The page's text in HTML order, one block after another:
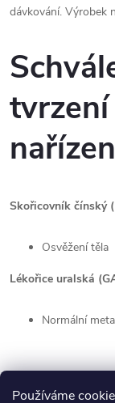
Používáme
dávkování. Výrobek
Skořicovník čínský
Osvěžení těla
Lékořice uralská
Normální